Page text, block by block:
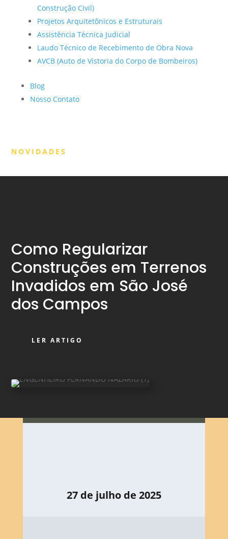
Construção Civil)
Projetos Arquitetônicos e Estruturais
Assistência Técnica Judicial
Laudo Técnico de Recebimento de Obra Nova
AVCB (Auto de Vistoria do Corpo de Bombeiros)
Blog
Nosso Contato
NOVIDADES
Como Regularizar
Construções em Terrenos
Invadidos em São José
dos Campos
LER ARTIGO
27 de julho de 2025